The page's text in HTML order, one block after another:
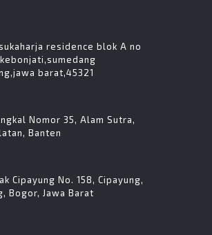
residence blok A no
barat,45321
Nomor 35, Alam Sutra,
Banten
Cipayung No. 158, Cipayung,
Bogor, Jawa Barat